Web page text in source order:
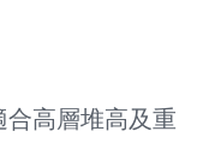
合高層堆高及重